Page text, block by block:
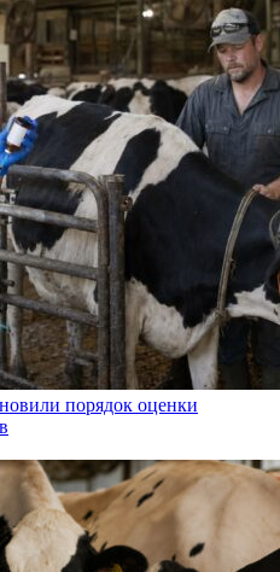
порядок оценки